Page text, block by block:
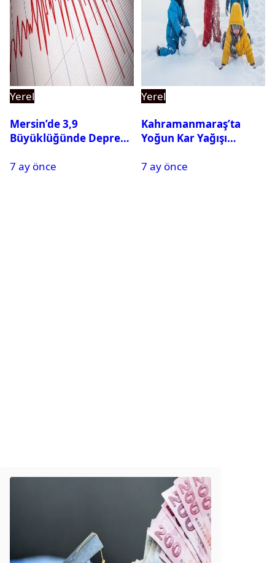
Yerel
Mersin’de 3,9
Büyüklüğünde Deprem
7 ay önce
Yerel
Kahramanmaraş’ta
Yoğun Kar Yağışı
Tatil
7 ay önce